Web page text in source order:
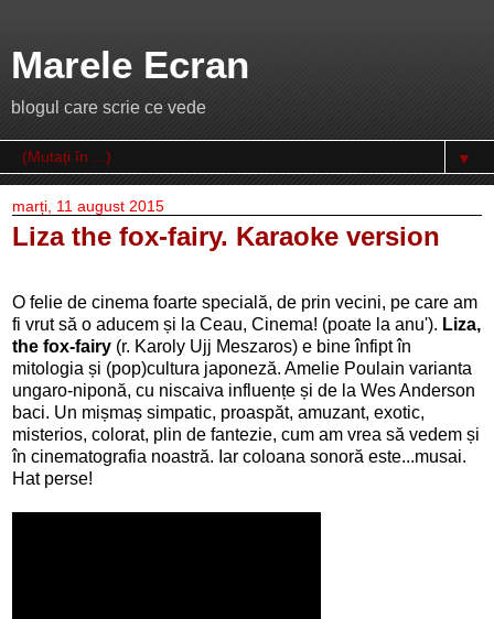
Marele Ecran
blogul care scrie ce vede
▼
marți, 11 august 2015
Liza the fox-fairy. Karaoke version
O felie de cinema foarte specială, de prin vecini, pe care am
fi vrut să o aducem și la Ceau, Cinema! (poate la anu'). Liza,
the fox-fairy (r. Karoly Ujj Meszaros) e bine înfipt în
mitologia și (pop)cultura japoneză. Amelie Poulain varianta
ungaro-niponă, cu niscaiva influențe și de la Wes Anderson
baci. Un mișmaș simpatic, proaspăt, amuzant, exotic,
misterios, colorat, plin de fantezie, cum am vrea să vedem și
în cinematografia noastră. Iar coloana sonoră este...musai.
Hat perse!